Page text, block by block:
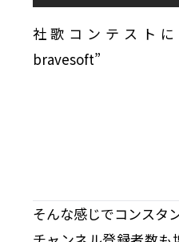
社歌コンテストに
bravesoft”
そんな感じでコンスタ